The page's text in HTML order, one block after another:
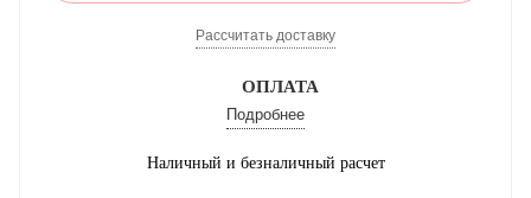
Рассчитать доставку
ОПЛАТА
Подробнее
Наличный и безналичный расчет